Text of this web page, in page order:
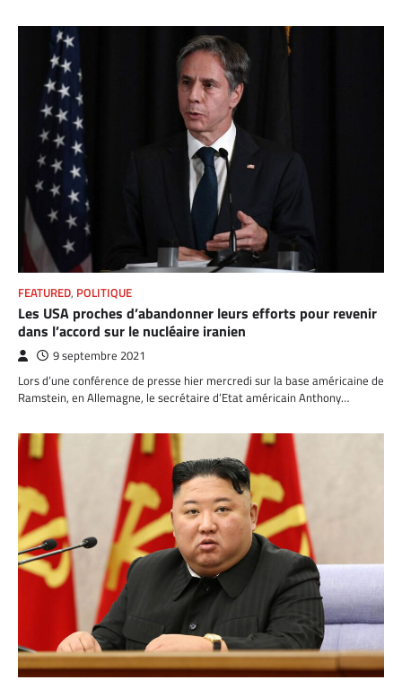
FEATURED, POLITIQUE
Les USA proches d’abandonner leurs efforts pour revenir
dans l’accord sur le nucléaire iranien
9 septembre 2021
Lors d’une conférence de presse hier mercredi sur la base américaine de
Ramstein, en Allemagne, le secrétaire d’Etat américain Anthony…